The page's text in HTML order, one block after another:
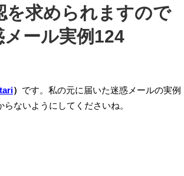
を求められますので
ール実例124
） です。私の元に届いた迷惑メールの実例
ないようにしてくださいね。